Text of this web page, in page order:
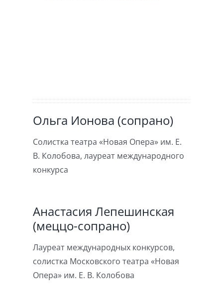
Ольга Ионова (сопрано)
Солистка театра «Новая Опера» им. Е.
В. Колобова, лауреат международного
конкурса
Анастасия Лепешинская
(меццо-сопрано)
Лауреат международных конкурсов,
солистка Московского театра «Новая
Опера» им. Е. В. Колобова